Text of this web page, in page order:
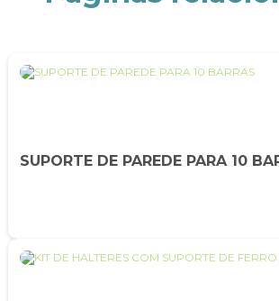
SUPORTE DE PAREDE PARA 10